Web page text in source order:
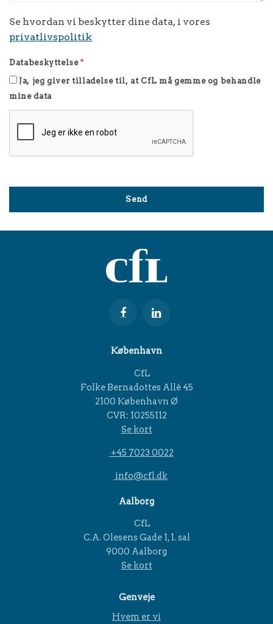
Se hvordan vi beskytter dine data, i vores
privatlivspolitik
Databeskyttelse*
Ja, jeg giver tilladelse til, at CfL må gemme og behandle
mine data
København
CfL
Folke Bernadottes Allé 45
2100 København Ø
CVR: 10255112
Se kort
+45 7023 0022
info@cfl.dk
Aalborg
CfL
C.A. Olesens Gade 1, 1. sal
9000 Aalborg
Se kort
Genveje
Hvem er vi